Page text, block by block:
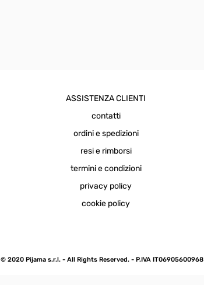
ASSISTENZA CLIENTI
contatti
ordini e spedizioni
resi e rimborsi
termini e condizioni
privacy policy
cookie policy
© 2020 Pijama s.r.l. - All Rights Reserved. - P.IVA IT06905600968